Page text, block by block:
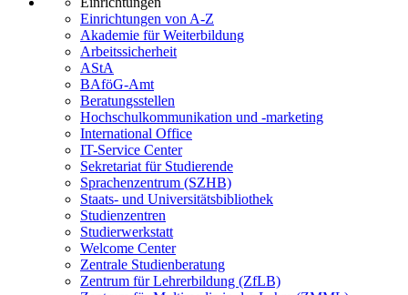
Einrichtungen von A-Z
Akademie für Weiterbildung
Arbeitssicherheit
AStA
BAföG-Amt
Beratungsstellen
Hochschulkommunikation und -marketing
International Office
IT-Service Center
Sekretariat für Studierende
Sprachenzentrum (SZHB)
Staats- und Universitätsbibliothek
Studienzentren
Studierwerkstatt
Welcome Center
Zentrale Studienberatung
Zentrum für Lehrerbildung (ZfLB)